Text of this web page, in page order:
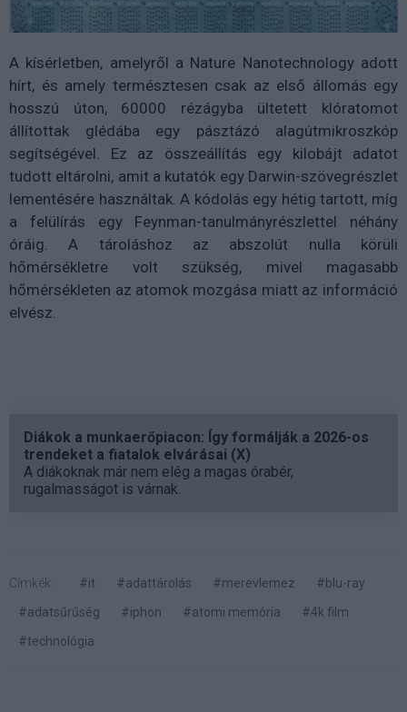
A kísérletben, amelyről a Nature Nanotechnology adott
hírt, és amely természtesen csak az első állomás egy
hosszú úton, 60000 rézágyba ültetett klóratomot
állítottak glédába egy pásztázó alagútmikroszkóp
segítségével. Ez az összeállítás egy kilobájt adatot
tudott eltárolni, amit a kutatók egy Darwin-szövegrészlet
lementésére használtak. A kódolás egy hétig tartott, míg
a felülírás egy Feynman-tanulmányrészlettel néhány
óráig. A tároláshoz az abszolút nulla körüli
hőmérsékletre volt szükség, mivel magasabb
hőmérsékleten az atomok mozgása miatt az információ
elvész.
Diákok a munkaerőpiacon: Így formálják a 2026-os
trendeket a fiatalok elvárásai (X)
A diákoknak már nem elég a magas órabér,
rugalmasságot is várnak.
Címkék: #it #adattárolás #merevlemez
#blu-ray
#adatsűrűség
#iphon #atomi memória
#4k film
#technológia